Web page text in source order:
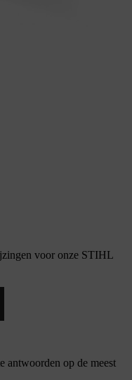
voor onze STIHL
antwoorden op de meest